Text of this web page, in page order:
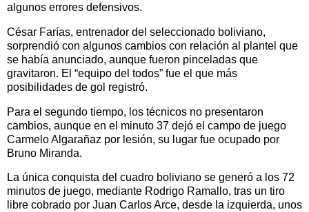
algunos errores defensivos.
César Farías, entrenador del seleccionado boliviano,
sorprendió con algunos cambios con relación al plantel que
se había anunciado, aunque fueron pinceladas que
gravitaron. El “equipo del todos” fue el que más
posibilidades de gol registró.
Para el segundo tiempo, los técnicos no presentaron
cambios, aunque en el minuto 37 dejó el campo de juego
Carmelo Algarañaz por lesión, su lugar fue ocupado por
Bruno Miranda.
La única conquista del cuadro boliviano se generó a los 72
minutos de juego, mediante Rodrigo Ramallo, tras un tiro
libre cobrado por Juan Carlos Arce, desde la izquierda, unos